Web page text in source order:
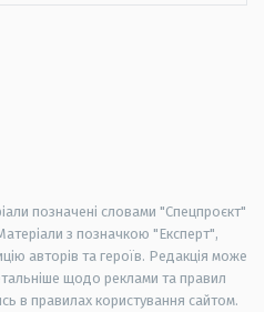
позначені словами "Спецпроєкт"
з позначкою "Експерт",
авторів та героїв. Редакція може
щодо реклами та правил
в правилах користування сайтом.